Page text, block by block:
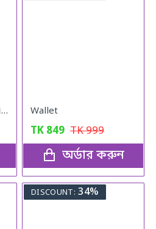
Portable Lunch Bag (Maroon) Wallet
TK 849 TK999
অর্ডার করুন
DISCOUNT: 34%